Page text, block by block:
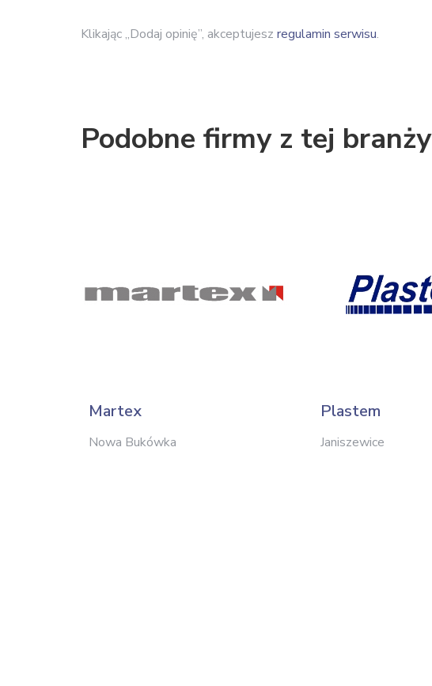
Klikając „Dodaj opinię”, akceptujesz regulamin serwisu.
Podobne firmy z tej branży
Martex
Nowa Bukówka
Plastem
Janiszewice